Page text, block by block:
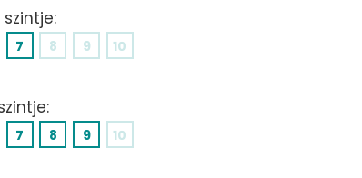
7 8 9 10
7 8 9 10